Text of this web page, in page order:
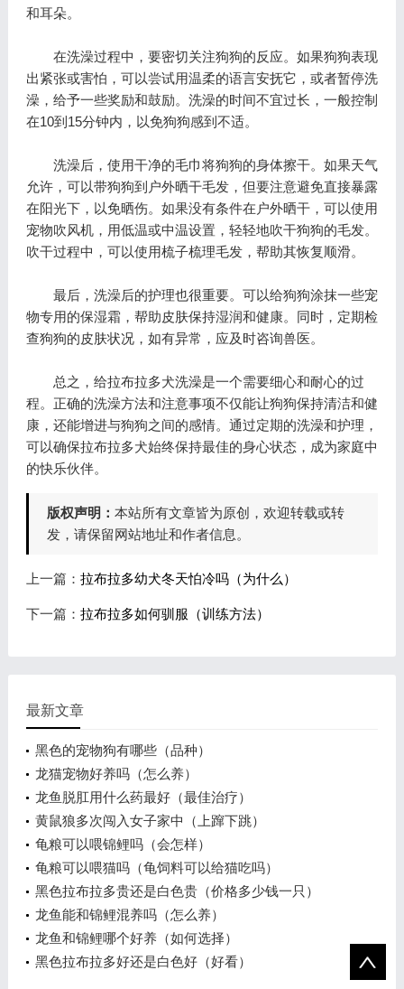
和耳朵。
在洗澡过程中，要密切关注狗狗的反应。如果狗狗表现
出紧张或害怕，可以尝试用温柔的语言安抚它，或者暂停洗
澡，给予一些奖励和鼓励。洗澡的时间不宜过长，一般控制
在10到15分钟内，以免狗狗感到不适。
洗澡后，使用干净的毛巾将狗狗的身体擦干。如果天气
允许，可以带狗狗到户外晒干毛发，但要注意避免直接暴露
在阳光下，以免晒伤。如果没有条件在户外晒干，可以使用
宠物吹风机，用低温或中温设置，轻轻地吹干狗狗的毛发。
吹干过程中，可以使用梳子梳理毛发，帮助其恢复顺滑。
最后，洗澡后的护理也很重要。可以给狗狗涂抹一些宠
物专用的保湿霜，帮助皮肤保持湿润和健康。同时，定期检
查狗狗的皮肤状况，如有异常，应及时咨询兽医。
总之，给拉布拉多犬洗澡是一个需要细心和耐心的过
程。正确的洗澡方法和注意事项不仅能让狗狗保持清洁和健
康，还能增进与狗狗之间的感情。通过定期的洗澡和护理，
可以确保拉布拉多犬始终保持最佳的身心状态，成为家庭中
的快乐伙伴。
版权声明： 本站所有文章皆为原创，欢迎转载或转
发，请保留网站地址和作者信息。
上一篇： 拉布拉多幼犬冬天怕冷吗（为什么）
下一篇： 拉布拉多如何驯服（训练方法）
最新文章
黑色的宠物狗有哪些（品种）
龙猫宠物好养吗（怎么养）
龙鱼脱肛用什么药最好（最佳治疗）
黄鼠狼多次闯入女子家中（上蹿下跳）
龟粮可以喂锦鲤吗（会怎样）
龟粮可以喂猫吗（龟饲料可以给猫吃吗）
黑色拉布拉多贵还是白色贵（价格多少钱一只）
龙鱼能和锦鲤混养吗（怎么养）
龙鱼和锦鲤哪个好养（如何选择）
黑色拉布拉多好还是白色好（好看）